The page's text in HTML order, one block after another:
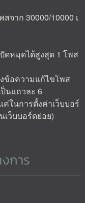
จาก 30000/10000 เ
หมุดได้สูงสุด 1 โพส
ข้อความแก้ไขโพส
นแถวละ 6
ในการตั้งค่าเว็บบอร์
ว็บบอร์ดย่อย)
การ